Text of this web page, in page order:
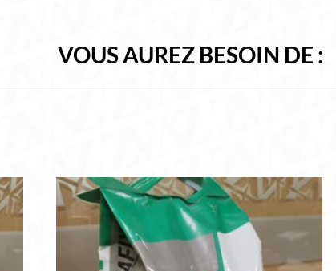
VOUS AUREZ BESOIN DE :